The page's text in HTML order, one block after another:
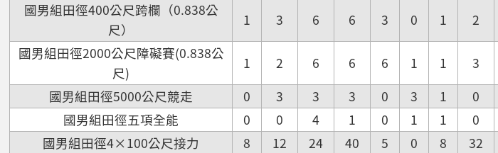
國男組田徑400公尺跨欄（0.838公
尺）
1 3 6 6 3 0 1 2
國男組田徑2000公尺障礙賽(0.838公
尺)
1 2 6 6 6 1 1 3
國男組田徑5000公尺競走
0 3 3 3 0 3 1 0
國男組田徑五項全能
0 0 4 1 0 1 1 0
國男組田徑4×100公尺接力
8 12 24 40 5 0 8 32